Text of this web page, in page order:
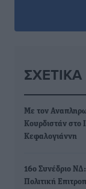
ΣΧΕΤΙΚΆ
Με τον
Κουρδιστάν στο
Κεφαλογιάννη
16ο Συνέδριο
Πολιτική